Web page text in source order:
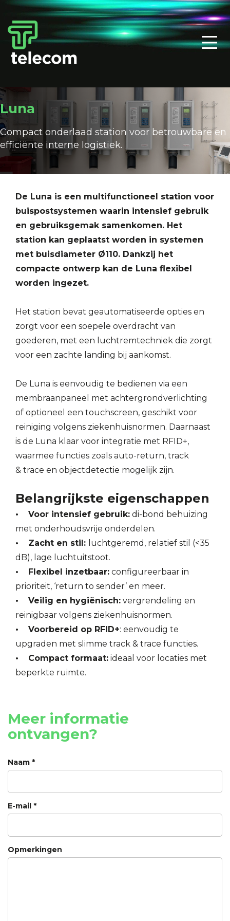
Luna
Compact onderlaad station voor betrouwbare en
efficiënte interne logistiek.
De Luna is een multifunctioneel station voor
buispostsystemen waarin intensief gebruik
en gebruiksgemak samenkomen. Het
station kan geplaatst worden in systemen
met buisdiameter Ø110. Dankzij het
compacte ontwerp kan de Luna flexibel
worden ingezet.
Het station bevat geautomatiseerde opties en
zorgt voor een soepele overdracht van
goederen, met een luchtremtechniek die zorgt
voor een zachte landing bij aankomst.
De Luna is eenvoudig te bedienen via een
membraanpaneel met achtergrondverlichting
of optioneel een touchscreen, geschikt voor
reiniging volgens ziekenhuisnormen. Daarnaast
is de Luna klaar voor integratie met RFID+,
waarmee functies zoals auto-return, track
& trace en objectdetectie mogelijk zijn.
Belangrijkste eigenschappen
• Voor intensief gebruik: di-bond behuizing
met onderhoudsvrije onderdelen.
•
Zacht en stil: luchtgeremd, relatief stil (<35
dB), lage luchtuitstoot.
•
Flexibel inzetbaar: configureerbaar in
prioriteit, ‘return to sender’ en meer.
•
Veilig en hygiënisch: vergrendeling en
reinigbaar volgens ziekenhuisnormen.
•
Voorbereid op RFID+: eenvoudig te
upgraden met slimme track & trace functies.
•
Compact formaat: ideaal voor locaties met
beperkte ruimte.
Meer informatie
ontvangen?
Naam *
E-mail *
Opmerkingen